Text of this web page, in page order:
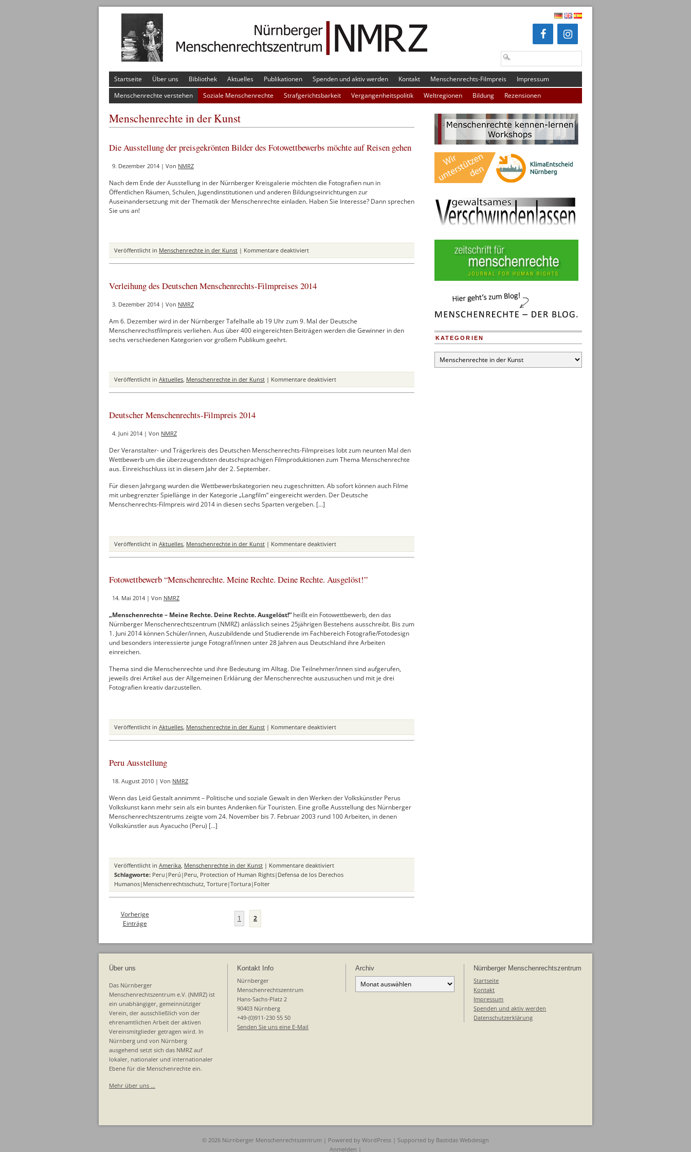
Startseite Über uns Bibliothek Aktuelles Publikationen Spenden und aktiv werden Kontakt Menschenrechts-Filmpreis
Impressum
Menschenrechte verstehen
Soziale Menschenrechte Strafgerichtsbarkeit Vergangenheitspolitik Weltregionen Bildung Rezensionen
Menschenrechte in der Kunst
Die Ausstellung der preisgekrönten Bilder des Fotowettbewerbs möchte auf Reisen gehen
9. Dezember 2014 | Von NMRZ
Nach dem Ende der Ausstellung in der Nürnberger Kreisgalerie möchten die Fotografien nun in
Öffentlichen Räumen, Schulen, Jugendinstitutionen und anderen Bildungseinrichtungen zur
Auseinandersetzung mit der Thematik der Menschenrechte einladen. Haben Sie Interesse? Dann sprechen
Sie uns an!
Veröffentlicht in Menschenrechte in der Kunst | Kommentare deaktiviertfür
Die
preisgekrönten
möchte
auf
Verleihung des Deutschen Menschenrechts-Filmpreises 2014
3. Dezember 2014 | Von NMRZ
Am 6. Dezember wird in der Nürnberger Tafelhalle ab 19 Uhr zum 9. Mal der Deutsche
Menschenrechstfilmpreis verliehen. Aus über 400 eingereichten Beiträgen werden die Gewinner in den
sechs verschiedenen Kategorien vor großem Publikum geehrt.
Veröffentlicht in Aktuelles, Menschenrechte in der Kunst | Kommentare deaktiviertfür
Verleihung
Deutscher Menschenrechts-Filmpreis 2014
4. Juni 2014 | Von NMRZ
Der Veranstalter- und Trägerkreis des Deutschen Menschenrechts-Filmpreises lobt zum neunten Mal den
Wettbewerb um die überzeugendsten deutschsprachigen Filmproduktionen zum Thema Menschenrechte
aus. Einreichschluss ist in diesem Jahr der 2. September.
Für diesen Jahrgang wurden die Wettbewerbskategorien neu zugeschnitten. Ab sofort können auch Filme
mit unbegrenzter Spiellänge in der Kategorie „Langfilm“ eingereicht werden. Der Deutsche
Menschenrechts-Filmpreis wird 2014 in diesen sechs Sparten vergeben. […]
Veröffentlicht in Aktuelles, Menschenrechte in der Kunst | Kommentare deaktiviertfür
Deutscher
2014
Fotowettbewerb “Menschenrechte. Meine Rechte. Deine Rechte. Ausgelöst!”
14. Mai 2014 | Von NMRZ
„Menschenrechte – Meine Rechte. Deine Rechte. Ausgelöst!“ heißt ein Fotowettbewerb, den das
Nürnberger Menschenrechtszentrum (NMRZ) anlässlich seines 25jährigen Bestehens ausschreibt. Bis zum
1. Juni 2014 können Schüler/innen, Auszubildende und Studierende im Fachbereich Fotografie/Fotodesign
und besonders interessierte junge Fotograf/innen unter 28 Jahren aus Deutschland ihre Arbeiten
einreichen.
Thema sind die Menschenrechte und ihre Bedeutung im Alltag. Die Teilnehmer/innen sind aufgerufen,
jeweils drei Artikel aus der Allgemeinen Erklärung der Menschenrechte auszusuchen und mit je drei
Fotografien kreativ darzustellen.
Veröffentlicht in Aktuelles, Menschenrechte in der Kunst | Kommentare deaktiviertfür
Fotowettbewerb
Peru Ausstellung
18. August 2010 | Von NMRZ
Wenn das Leid Gestalt annimmt – Politische und soziale Gewalt in den Werken der Volkskünstler Perus
Volkskunst kann mehr sein als ein buntes Andenken für Touristen. Eine große Ausstellung des Nürnberger
Menschenrechtszentrums zeigte vom 24. November bis 7. Februar 2003 rund 100 Arbeiten, in denen
Volkskünstler aus Ayacucho (Peru) […]
Veröffentlicht in Amerika, Menschenrechte in der Kunst | Kommentare deaktiviertfür
Peru
Schlagworte: Peru|Perú|Peru, Protection of Human Rights|Defensa de los Derechos
Humanos|Menschenrechtsschutz, Torture|Tortura|Folter
Vorherige
Einträge
1 2
KATEGORIEN
Kategorien
Über uns
Das Nürnberger
Menschenrechtszentrum e.V. (NMRZ) ist
ein unabhängiger, gemeinnütziger
Verein, der ausschließlich von der
ehrenamtlichen Arbeit der aktiven
Vereinsmitglieder getragen wird. In
Nürnberg und von Nürnberg
ausgehend setzt sich das NMRZ auf
lokaler, nationaler und internationaler
Ebene für die Menschenrechte ein.
Mehr über uns …
Kontakt Info
Nürnberger
Menschenrechtszentrum
Hans-Sachs-Platz 2
90403 Nürnberg
+49-(0)911-230 55 50
Senden Sie uns eine E-Mail
Archiv
Archiv
Nürnberger Menschenrechtszentrum
Startseite
Kontakt
Impressum
Spenden und aktiv werden
Datenschutzerklärung
© 2026 Nürnberger Menschenrechtszentrum | Powered by WordPress | Supported by Bastidas Webdesign
Anmelden |